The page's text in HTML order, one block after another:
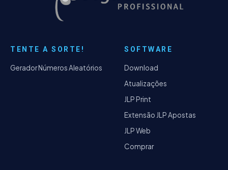
TENTE A SORTE!
Gerador Números Aleatórios
SOFTWARE
Download
Atualizações
JLP Print
Extensão JLP Apostas
JLP Web
Comprar